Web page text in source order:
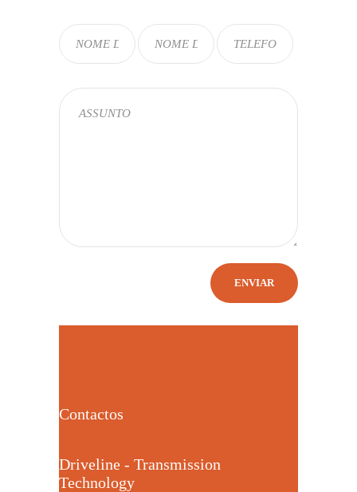
Contactos
Driveline - Transmission
Technology